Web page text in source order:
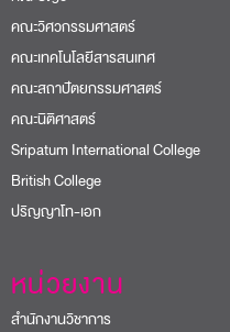
คณะวิศวกรรมศาสตร์
คณะเทคโนโลยีสารสนเทศ
คณะสถาปัตยกรรมศาสตร์
คณะนิติศาสตร์
Sripatum International College
British College
ปริญญาโท-เอก
หน่วยงาน
สำนักงานวิชาการ